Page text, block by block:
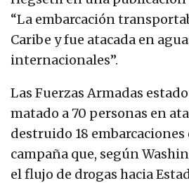
“La embarcación
Caribe y fue atacada en
internacionales”.
Las Fuerzas Armadas
matado a 70 personas en
destruido 18
campaña que, según
el flujo de drogas hacia